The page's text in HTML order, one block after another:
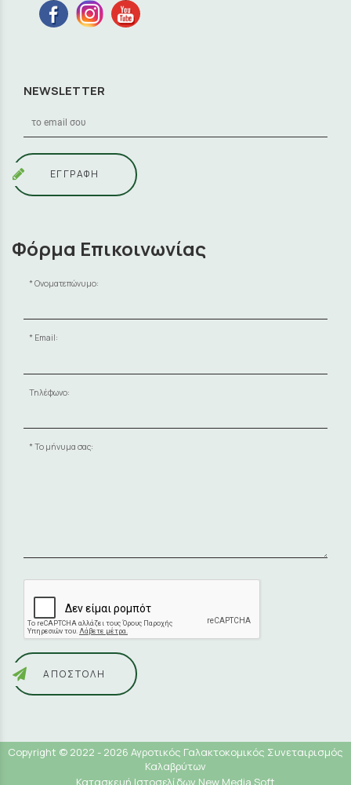
NEWSLETTER
ΕΓΓΡΑΦΗ
Φόρμα Επικοινωνίας
Ονοματεπώνυμο:
Email:
Τηλέφωνο:
Το μήνυμα σας:
ΑΠΟΣΤΟΛΉ
Copyright © 2022 - 2026 Αγροτικός Γαλακτοκομικός Συνεταιρισμός
Καλαβρύτων
Κατασκευή Ιστοσελίδων New Media Soft